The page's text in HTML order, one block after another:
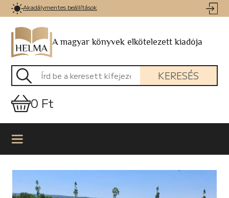
Akadálymentes beállítások
A magyar könyvek elkötelezett kiadója
KERESÉS
0 Ft